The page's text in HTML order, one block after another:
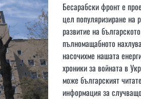
Бесарабски фронт е
цел популяризиране на
развитие на
пълномащабното
насочихме нашата
хроники за войната в
може българският
информация за